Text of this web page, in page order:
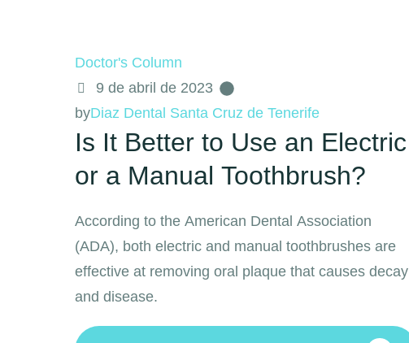
Doctor's Column
9 de abril de 2023
byDiaz Dental Santa Cruz de Tenerife
Is It Better to Use an Electric
or a Manual Toothbrush?
According to the American Dental Association
(ADA), both electric and manual toothbrushes are
effective at removing oral plaque that causes decay
and disease.